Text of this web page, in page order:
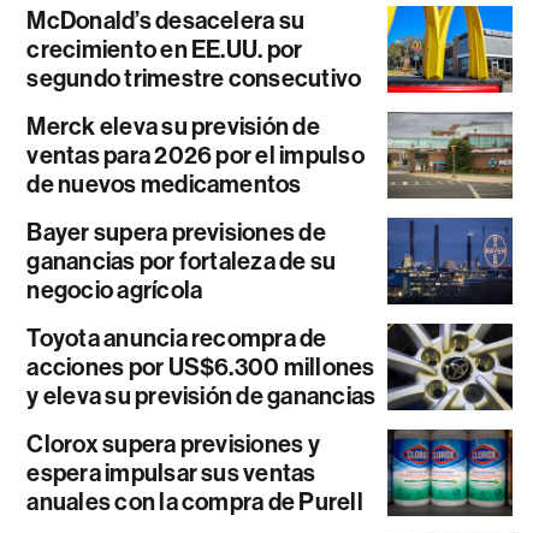
McDonald’s desacelera su
crecimiento en EE.UU. por
segundo trimestre consecutivo
Merck eleva su previsión de
ventas para 2026 por el impulso
de nuevos medicamentos
Bayer supera previsiones de
ganancias por fortaleza de su
negocio agrícola
Toyota anuncia recompra de
acciones por US$6.300 millones
y eleva su previsión de ganancias
Clorox supera previsiones y
espera impulsar sus ventas
anuales con la compra de Purell